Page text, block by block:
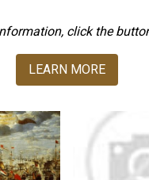
click the
LEARN MORE